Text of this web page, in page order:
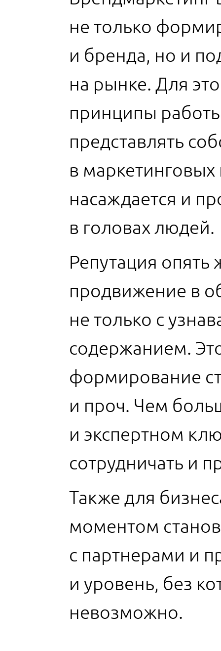
не только
и бренда, но и
на рынке. Для
принципы
представлять
в маркетинговых
насаждается и
в головах людей.
Репутация опять
продвижение в
не только с
содержанием.
формирование
и проч. Чем
и экспертном
сотрудничать и
Также для
моментом
с партнерами и
и уровень, без
невозможно.